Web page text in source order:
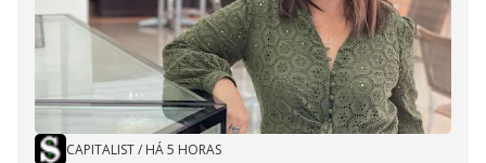
CAPITALIST/ HÁ 5 HORAS